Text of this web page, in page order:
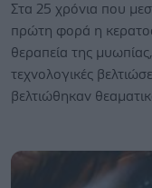
Στα 25 χρόνια που
πρώτη φορά η
θεραπεία της
τεχνολογικές
βελτιώθηκαν